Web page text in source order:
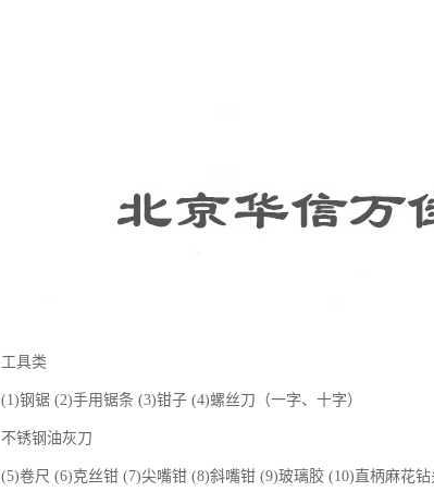
工具类
(1)钢锯 (2)手用锯条 (3)钳子 (4)螺丝刀（一字、十字）
不锈钢油灰刀
(5)卷尺 (6)克丝钳 (7)尖嘴钳 (8)斜嘴钳 (9)玻璃胶 (10)直柄麻花